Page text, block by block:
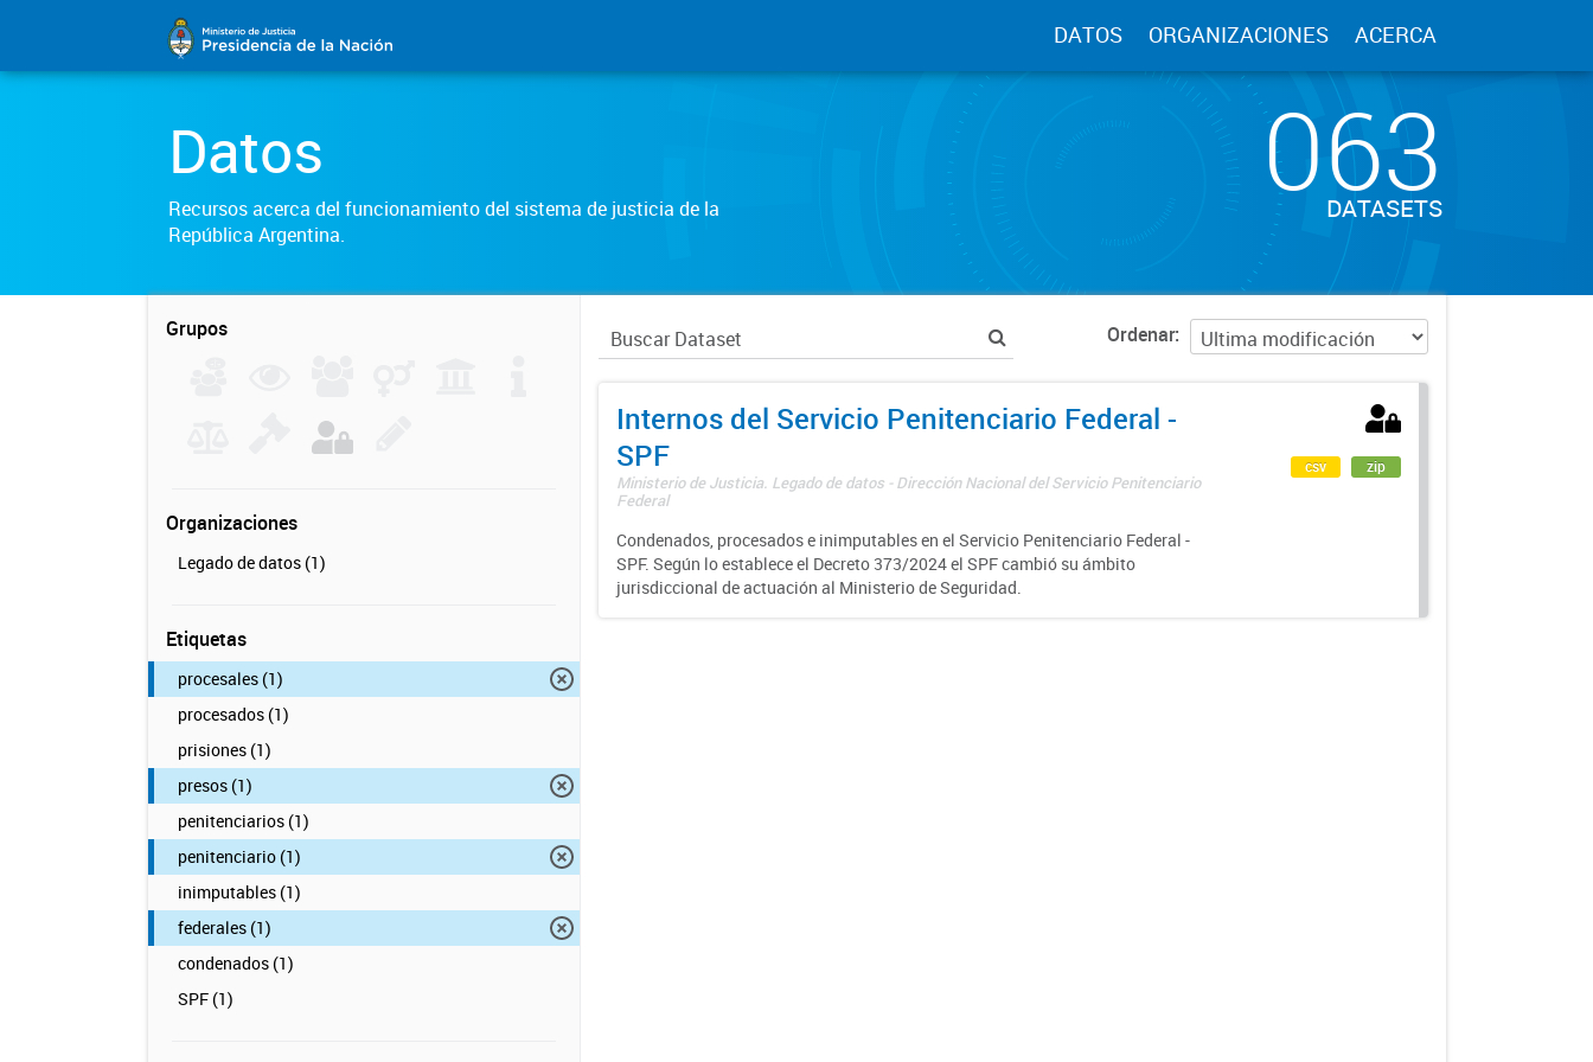
DATOS ORGANIZACIONES ACERCA
Datos
Recursos acerca del funcionamiento del sistema de justicia de la
República Argentina.
063
DATASETS
Grupos
Organizaciones
Legado de datos (1)
Etiquetas
procesales (1)
procesados (1)
prisiones (1)
presos (1)
penitenciarios (1)
penitenciario (1)
inimputables (1)
federales (1)
condenados (1)
SPF (1)
Ordenar
Internos del Servicio Penitenciario Federal -
SPF
Ministerio de Justicia. Legado de datos - Dirección Nacional del Servicio Penitenciario
Federal
Condenados, procesados e inimputables en el Servicio Penitenciario Federal -
SPF. Según lo establece el Decreto 373/2024 el SPF cambió su ámbito
jurisdiccional de actuación al Ministerio de Seguridad.
csv zip